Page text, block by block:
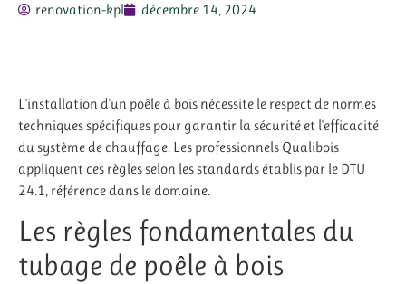
renovation-kpl décembre 14, 2024
L'installation d'un poêle à bois nécessite le respect de normes
techniques spécifiques pour garantir la sécurité et l'efficacité
du système de chauffage. Les professionnels Qualibois
appliquent ces règles selon les standards établis par le DTU
24.1, référence dans le domaine.
Les règles fondamentales du
tubage de poêle à bois